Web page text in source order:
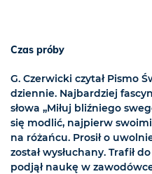
Czas próby
G. Czerwicki czytał Pismo
dziennie. Najbardziej
słowa „Miłuj bliźniego
się modlić, najpierw
na różańcu. Prosił o
został wysłuchany. Trafił
podjął naukę w